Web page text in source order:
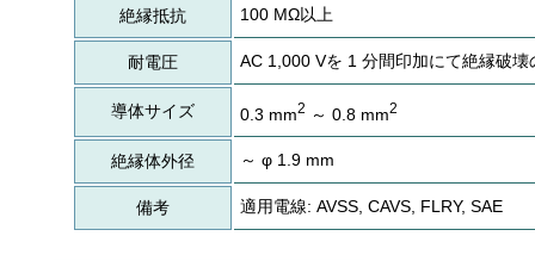
絶縁抵抗 100 MΩ以上
耐電圧 AC 1,000 Vを 1 分間印加にて絶縁破壊
導体サイズ 0.3 mm2 ～ 0.8 mm2
絶縁体外径 ～ φ 1.9 mm
備考 適用電線: AVSS, CAVS, FLRY, SAE